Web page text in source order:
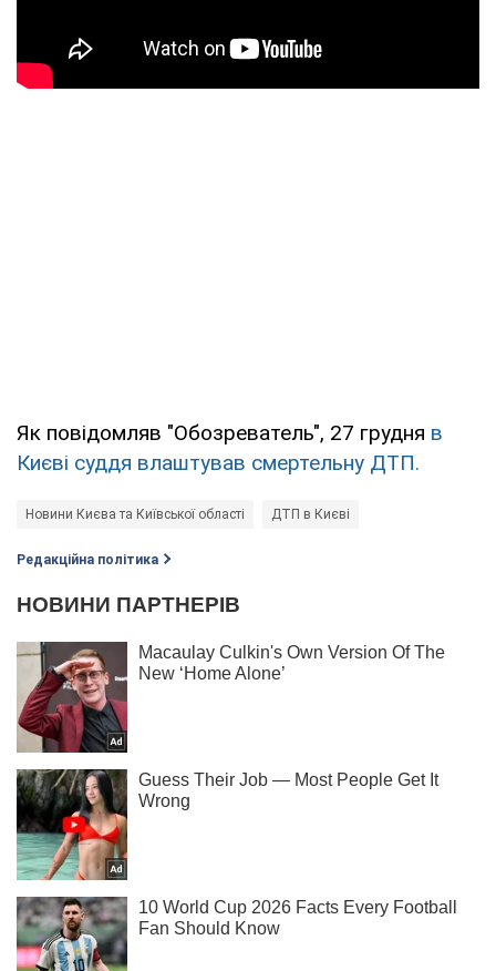
Як повідомляв "Обозреватель", 27 грудня в
Києві суддя влаштував смертельну ДТП.
Новини Києва та Київської області ДТП в Києві
Редакційна політика